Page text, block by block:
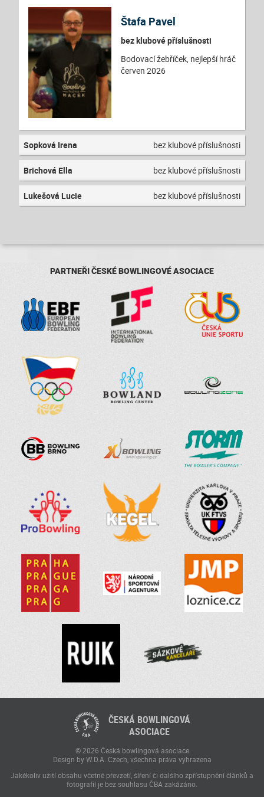
Štafa Pavel
bez klubové příslušnosti
Bodovací žebříček, nejlepší hráč
červen 2026
Sopková Irena bez klubové příslušnosti
Brichová Ella bez klubové příslušnosti
Lukešová Lucie bez klubové příslušnosti
PARTNEŘI ČESKÉ BOWLINGOVÉ ASOCIACE
ČESKÁ BOWLINGOVÁ
ASOCIACE
© 2026 Česká bowlingová asociace
Design by W.D.A. Czech, všechna práva vyhrazena
Jakékoliv užití obsahu včetně převzetí, šíření či dalšího zpřístupnění článků a
fotografií je bez souhlasu ČBA zakázáno.